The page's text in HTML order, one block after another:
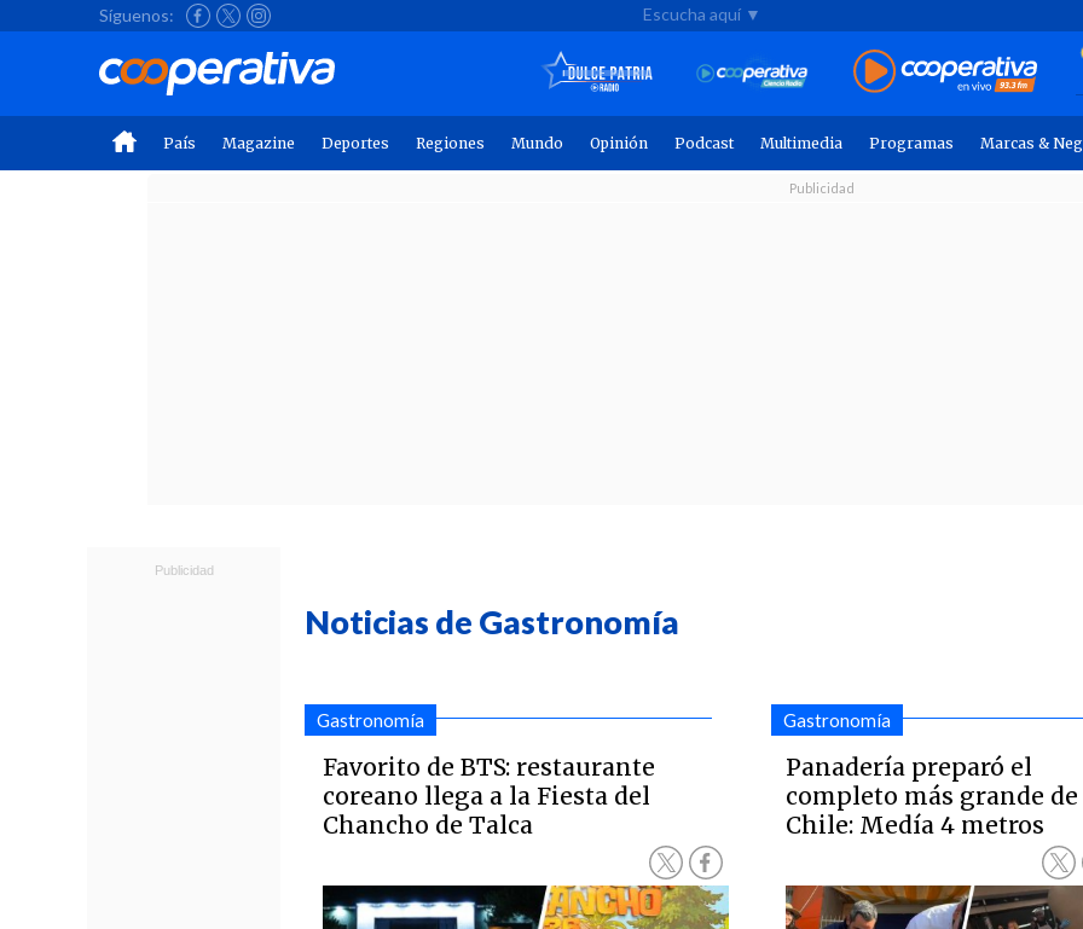
Síguenos: Escucha aquí ▼
País Magazine Deportes Regiones Mundo Opinión Podcast Multimedia Programas Marcas &
Noticias de Gastronomía
Gastronomía
Favorito de BTS: restaurante
coreano llega a la Fiesta del
Chancho de Talca
Gastronomía
Panadería preparó el
completo más grande de
Chile: Medía 4 metros